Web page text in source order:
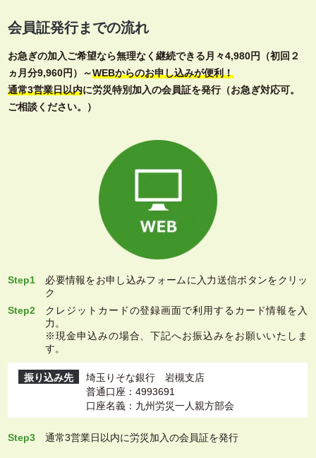
会員証発行までの流れ
お急ぎの加入ご希望なら無理なく継続できる月々4,980円（初回２
ヵ月分9,960円）～WEBからのお申し込みが便利！
通常3営業日以内に労災特別加入の会員証を発行（お急ぎ対応可。
ご相談ください。）
Step1
必要情報をお申し込みフォームに入力送信ボタンをクリッ
ク
Step2
クレジットカードの登録画面で利用するカード情報を入
力。
※現金申込みの場合、下記へお振込みをお願いいたしま
す。
振り込み先
埼玉りそな銀行 岩槻支店
普通口座：4993691
口座名義：九州労災一人親方部会
Step3 通常3営業日以内に労災加入の会員証を発行